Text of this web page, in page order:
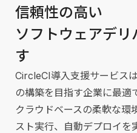
信頼性の高い
ソフトウェアデ
す
CircleCI導入支援サービス
の構築を目指す企業に最適
クラウドベースの柔軟な環
スト実行、自動デプロイを